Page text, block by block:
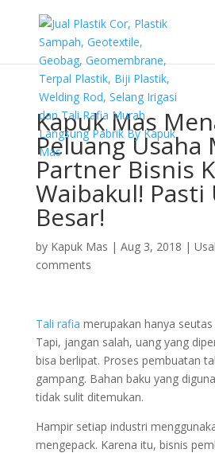
Kapuk Mas
Peluang Usaha
Partner Bisnis
Waibakul!
Besar!
by Kapuk Mas | Aug 3, 2018 |
comments
Tali rafia merupakan hanya
Tapi, jangan salah, uang yang
bisa berlipat. Proses pembuatan
gampang. Bahan baku yang
tidak sulit ditemukan.
Hampir setiap industri
mengepack. Karena itu, bisnis